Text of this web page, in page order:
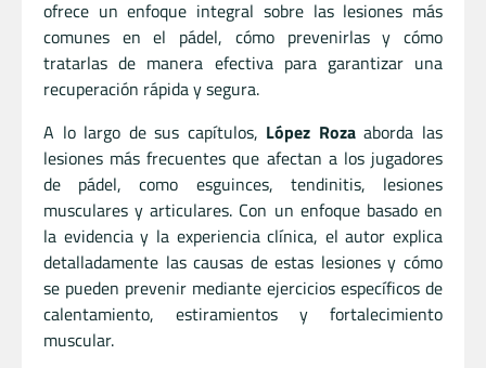
ofrece un enfoque integral sobre las lesiones más
comunes en el pádel, cómo prevenirlas y cómo
tratarlas de manera efectiva para garantizar una
recuperación rápida y segura.
A lo largo de sus capítulos, López Rozaaborda las
lesiones más frecuentes que afectan a los jugadores
de pádel, como esguinces, tendinitis, lesiones
musculares y articulares. Con un enfoque basado en
la evidencia y la experiencia clínica, el autor explica
detalladamente las causas de estas lesiones y cómo
se pueden prevenir mediante ejercicios específicos de
calentamiento, estiramientos y fortalecimiento
muscular.